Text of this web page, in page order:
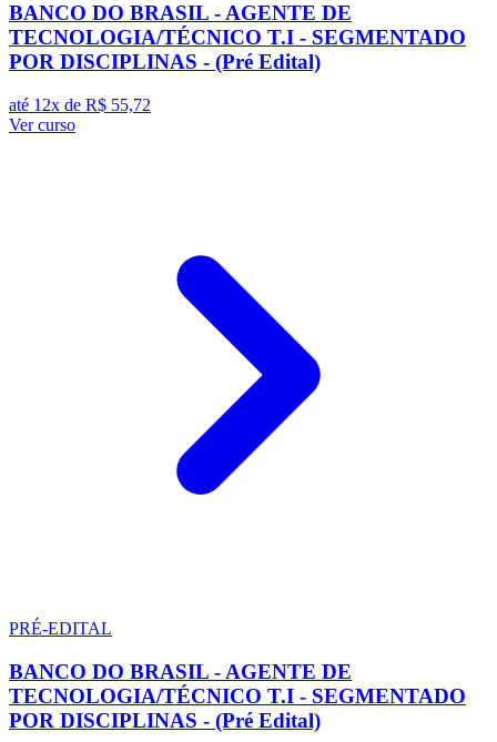
BANCO DO BRASIL - AGENTE DE
TECNOLOGIA/TÉCNICO T.I - SEGMENTADO
POR DISCIPLINAS - (Pré Edital)
até 12x de R$ 55,72
Ver curso
PRÉ-EDITAL
BANCO DO BRASIL - AGENTE DE
TECNOLOGIA/TÉCNICO T.I - SEGMENTADO
POR DISCIPLINAS - (Pré Edital)